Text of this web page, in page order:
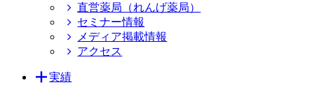
直営薬局（れんげ薬局）
セミナー情報
メディア掲載情報
アクセス
実績